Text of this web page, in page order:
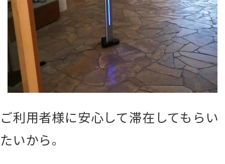
ご利用者様に安心して滞在してもらい
たいから。